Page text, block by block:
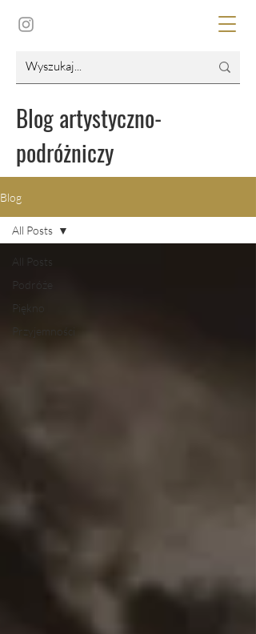
Blog artystyczno-
podróżniczy
Blog
All Posts
Podróże
Piękno
Przyjemności
All Posts